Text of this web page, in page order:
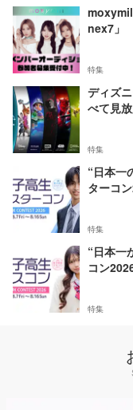
nex7」
特集
ディズ
べて見放
特集
“日本一
ターコ
特集
“日本一
コン
特集